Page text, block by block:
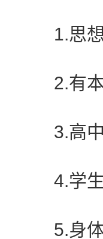
1.思想
2.有本
3.高中
4.学生
5.身体